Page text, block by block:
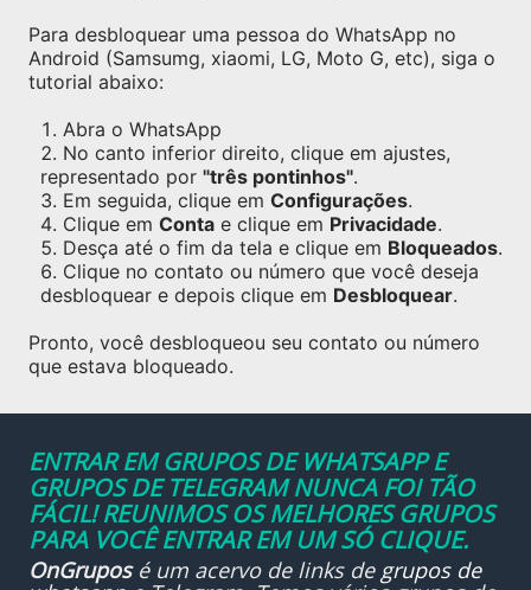
Para desbloquear uma pessoa do WhatsApp no
Android (Samsumg, xiaomi, LG, Moto G, etc), siga o
tutorial abaixo:
Abra o WhatsApp
No canto inferior direito, clique em ajustes,
representado por "três pontinhos".
Em seguida, clique em Configurações.
Clique em Conta e clique em Privacidade.
Desça até o fim da tela e clique em Bloqueados.
Clique no contato ou número que você deseja
desbloquear e depois clique em Desbloquear.
Pronto, você desbloqueou seu contato ou número
que estava bloqueado.
ENTRAR EM GRUPOS DE WHATSAPP E
GRUPOS DE TELEGRAM NUNCA FOI TÃO
FÁCIL! REUNIMOS OS MELHORES GRUPOS
PARA VOCÊ ENTRAR EM UM SÓ CLIQUE.
OnGruposé um acervo de links de grupos de